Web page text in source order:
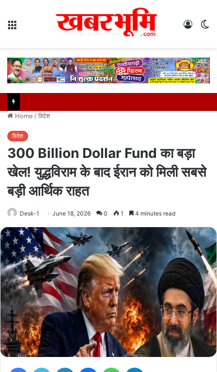
Log
Home /विदेश
विदेश
300 Billion Dollar Fund का बड़ा
खेल! युद्धविराम के बाद ईरान को मिली सबसे
बड़ी आर्थिक राहत
Desk-1 June 18, 2026 0 1 4 minutes read
FacebookTwitter LinkedIn MessengerWhatsApp